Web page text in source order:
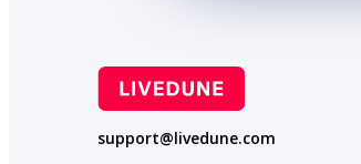
support@livedune.com